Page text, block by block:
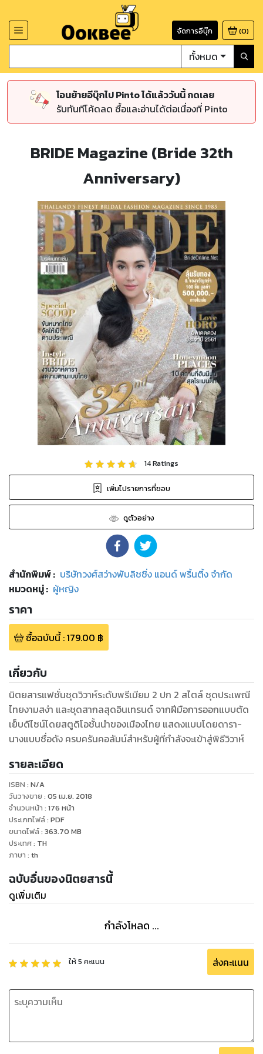
จัดการอีบุ๊ก (0)
ทั้งหมด
โอนย้ายอีบุ๊กไป Pinto ได้แล้ววันนี้ กดเลย
รับทันทีโค้ดลด ซื้อและอ่านได้ต่อเนื่องที่ Pinto
BRIDE Magazine (Bride 32th
Anniversary)
14Ratings
เพิ่มไปรายการที่ชอบ
ดูตัวอย่าง
สำนักพิมพ์: บริษัทวงศ์สว่างพับลิชชิ่ง แอนด์ พริ้นติ้ง จำกัด
หมวดหมู่: ผู้หญิง
ราคา
ซื้อฉบับนี้:179.00 ฿
เกี่ยวกับ
นิตยสารแฟชั่นชุดวิวาห์ระดับพรีเมียม 2 ปก 2 สไตล์ ชุดประเพณี
ไทยงามสง่า และชุดสากลสุดอินเทรนด์ จากฝีมือการออกแบบตัด
เย็บดีไซน์โดยสตูดิโอชั้นนำของเมืองไทย แสดงแบบโดยดารา-
นางแบบชื่อดัง ครบครันคอลัมน์สำหรับผู้ที่กำลังจะเข้าสู่พิธีวิวาห์
รายละเอียด
ISBN : N/A
วันวางขาย : 05 เม.ย. 2018
จำนวนหน้า : 176 หน้า
ประเภทไฟล์: PDF
ขนาดไฟล์: 363.70 MB
ประเทศ: TH
ภาษา : th
ฉบับอื่นของนิตยสารนี้
ดูเพิ่มเติม
กำลังโหลด ...
ให้5 คะแนน ส่งคะแนน